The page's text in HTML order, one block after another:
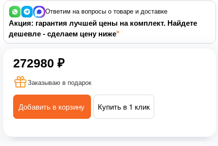
Ответим на вопросы о товаре и доставке
Акция: гарантия лучшей цены на комплект. Найдете
дешевле - сделаем цену ниже
272980 ₽
Заказываю в подарок
Добавить в корзину Купить в 1 клик